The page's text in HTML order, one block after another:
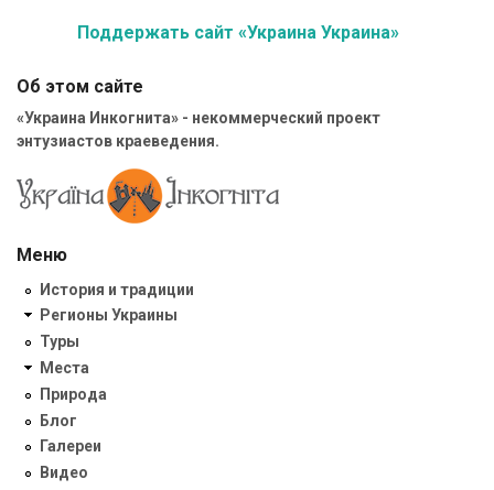
Поддержать сайт «Украина Украина»
Об этом сайте
«Украина Инкогнита» - некоммерческий проект
энтузиастов краеведения.
Меню
История и традиции
Регионы Украины
Туры
Места
Природа
Блог
Галереи
Видео